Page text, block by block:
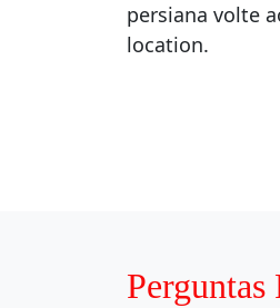
persiana volte
location.
Perguntas